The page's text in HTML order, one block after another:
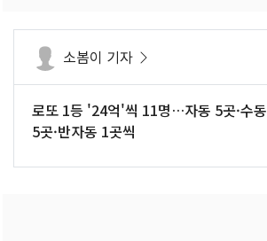
소봄이 기자
로또 1등 '24억'씩 11명…자동 5곳·수동
5곳·반자동 1곳씩